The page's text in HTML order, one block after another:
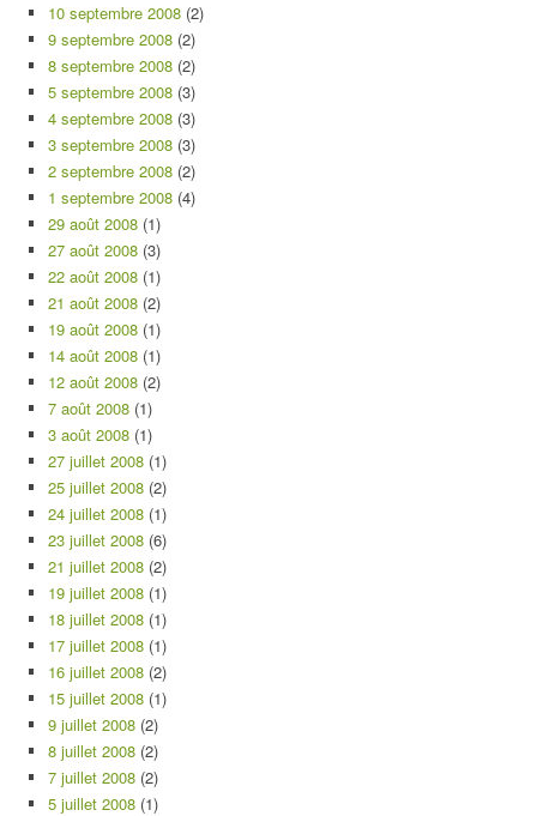
10 septembre 2008 (2)
9 septembre 2008 (2)
8 septembre 2008 (2)
5 septembre 2008 (3)
4 septembre 2008 (3)
3 septembre 2008 (3)
2 septembre 2008 (2)
1 septembre 2008 (4)
29 août 2008 (1)
27 août 2008 (3)
22 août 2008 (1)
21 août 2008 (2)
19 août 2008 (1)
14 août 2008 (1)
12 août 2008 (2)
7 août 2008 (1)
3 août 2008 (1)
27 juillet 2008 (1)
25 juillet 2008 (2)
24 juillet 2008 (1)
23 juillet 2008 (6)
21 juillet 2008 (2)
19 juillet 2008 (1)
18 juillet 2008 (1)
17 juillet 2008 (1)
16 juillet 2008 (2)
15 juillet 2008 (1)
9 juillet 2008 (2)
8 juillet 2008 (2)
7 juillet 2008 (2)
5 juillet 2008 (1)